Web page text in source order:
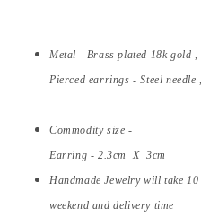
Metal - Brass plated 18k gold ,
Pierced earrings - Steel needle
Commodity size -
Earring - 2.3cm X 3cm
Handmade Jewelry will take
weekend anddelivery time